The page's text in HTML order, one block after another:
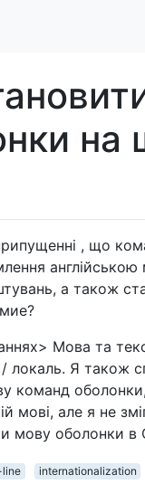
на
, що
а також
Мова та
локаль. Я також
команд
мові, але я не
мову оболонки в
line internationalization